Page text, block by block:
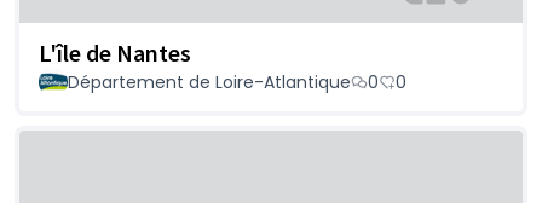
L'île de Nantes
Département de Loire-Atlantique 0 0